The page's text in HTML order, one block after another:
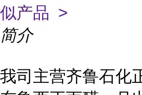
似产品 >
简介
我司主营齐鲁石化